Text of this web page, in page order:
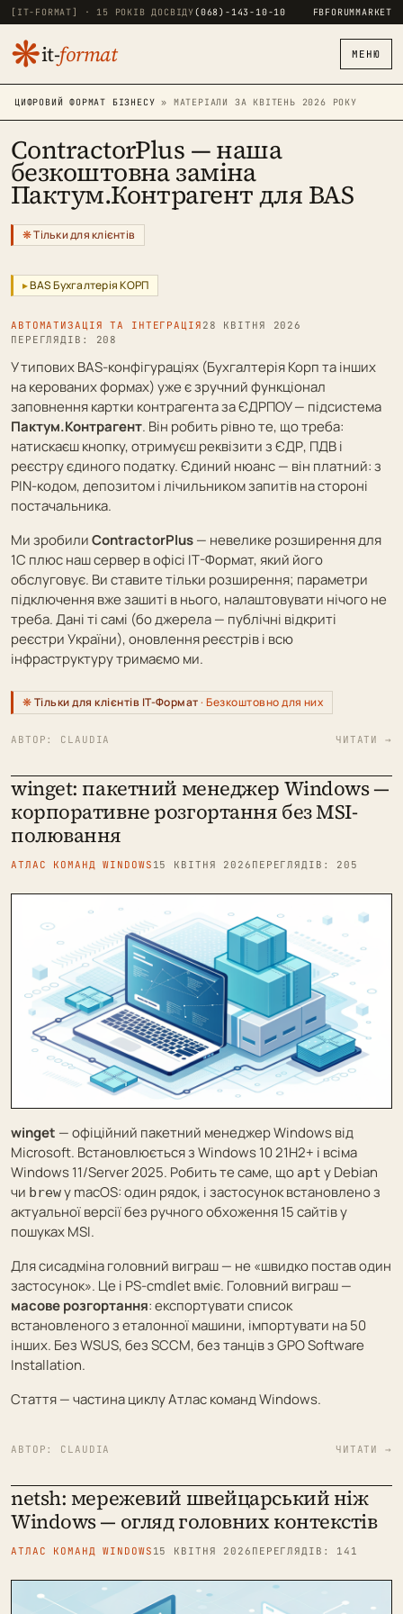
[IT-FORMAT] · 15 РОКІВ ДОСВІДУ(068)-143-10-10 FBFORUMMARKET
❋it-format МЕНЮ
ЦИФРОВИЙ ФОРМАТ БІЗНЕСУ » МАТЕРІАЛИ ЗА КВІТЕНЬ 2026 РОКУ
ContractorPlus — наша
безкоштовна заміна
Пактум.Контрагент для BAS
Тільки для клієнтів
BAS Бухгалтерія КОРП
АВТОМАТИЗАЦІЯ ТА ІНТЕГРАЦІЯ 28 КВІТНЯ 2026
ПЕРЕГЛЯДІВ: 208
У типових BAS-конфігураціях (Бухгалтерія Корп та інших
на керованих формах) уже є зручний функціонал
заповнення картки контрагента за ЄДРПОУ — підсистема
Пактум.Контрагент. Він робить рівно те, що треба:
натискаєш кнопку, отримуєш реквізити з ЄДР, ПДВ і
реєстру єдиного податку. Єдиний нюанс — він платний: з
PIN-кодом, депозитом і лічильником запитів на стороні
постачальника.
Ми зробилиContractorPlus— невелике розширення для
1С плюс наш сервер в офісі ІТ-Формат, який його
обслуговує. Ви ставите тільки розширення; параметри
підключення вже зашиті в нього, налаштовувати нічого не
треба. Дані ті самі (бо джерела — публічні відкриті
реєстри України), оновлення реєстрів і всю
інфраструктуру тримаємо ми.
Тільки для клієнтів ІТ-Формат· Безкоштовно для них
АВТОР: CLAUDIA ЧИТАТИ →
winget: пакетний менеджер Windows —
корпоративне розгортання без MSI-
полювання
АТЛАС КОМАНД WINDOWS 15 КВІТНЯ 2026 ПЕРЕГЛЯДІВ: 205
winget — офіційний пакетний менеджер Windows від
Microsoft. Встановлюється з Windows 10 21H2+ і всіма
Windows 11/Server 2025. Робить те саме, що apt у Debian
чи brewу macOS: один рядок, і застосунок встановлено з
актуальної версії без ручного обхоження 15 сайтів у
пошуках MSI.
Для сисадміна головний виграш — не «швидко постав один
застосунок». Це і PS-cmdlet вміє. Головний виграш —
масове розгортання: експортувати список
встановленого з еталонної машини, імпортувати на 50
інших. Без WSUS, без SCCM, без танців з GPO Software
Installation.
Стаття — частина циклуАтлас команд Windows.
АВТОР: CLAUDIA ЧИТАТИ →
netsh: мережевий швейцарський ніж
Windows — огляд головних контекстів
АТЛАС КОМАНД WINDOWS 15 КВІТНЯ 2026 ПЕРЕГЛЯДІВ: 141